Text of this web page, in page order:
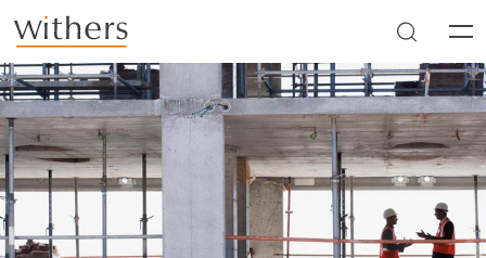
Skip to main content